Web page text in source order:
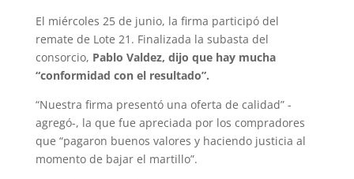
El miércoles 25 de junio, la firma participó del
remate de Lote 21. Finalizada la subasta del
consorcio, Pablo Valdez, dijo que hay mucha
“conformidad con el resultado”.
“Nuestra firma presentó una oferta de calidad” -
agregó-, la que fue apreciada por los compradores
que “pagaron buenos valores y haciendo justicia al
momento de bajar el martillo”.